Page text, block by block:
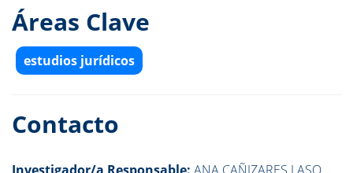
Áreas Clave
estudios jurídicos
Contacto